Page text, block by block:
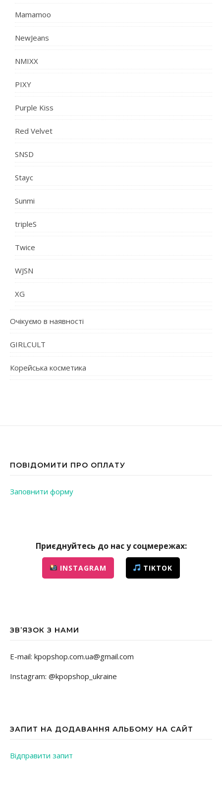
Mamamoo
NewJeans
NMIXX
PIXY
Purple Kiss
Red Velvet
SNSD
Stayc
Sunmi
tripleS
Twice
WJSN
XG
Очікуємо в наявності
GIRLCULT
Корейська косметика
ПОВІДОМИТИ ПРО ОПЛАТУ
Заповнити форму
Приєднуйтесь до нас у соцмережах:
INSTAGRAM TIKTOK
ЗВ’ЯЗОК З НАМИ
E-mail: kpopshop.com.ua@gmail.com
Instagram: @kpopshop_ukraine
ЗАПИТ НА ДОДАВАННЯ АЛЬБОМУ НА САЙТ
Відправити запит